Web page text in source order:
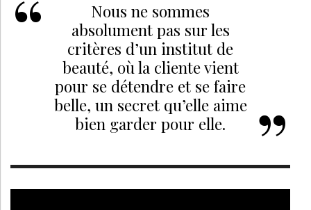
Nous ne sommes
absolument pas sur les
critères d’un institut de
beauté, où la cliente vient
pour se détendre et se faire
belle, un secret qu’elle aime
bien garder pour elle.